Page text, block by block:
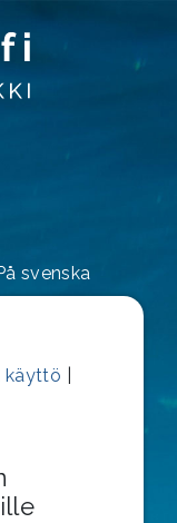
svenska
käyttö